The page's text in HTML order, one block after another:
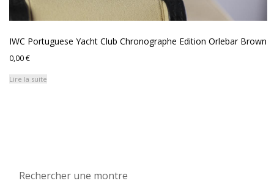
IWC Portuguese Yacht Club Chronographe Edition Orlebar Brown
0,00€
Lire la suite
Rechercher une montre